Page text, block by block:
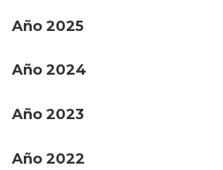
Año 2025
Año 2024
Año 2023
Año 2022